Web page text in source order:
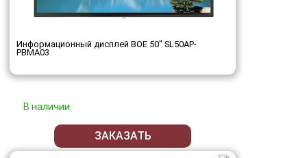
Информационный дисплей BOE 50" SL50AP-
PBMA03
В наличии
ЗАКАЗАТЬ